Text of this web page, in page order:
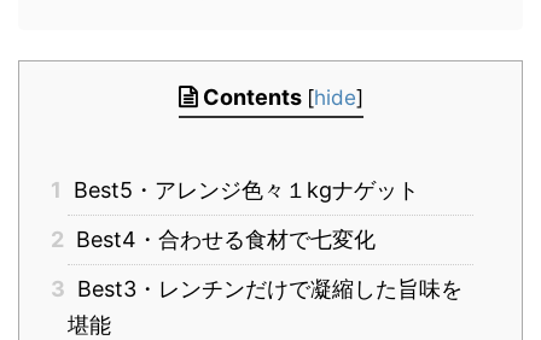
Contents [hide]
1
Best5・アレンジ色々１kgナゲット
2 Best4・合わせる食材で七変化
3 Best3・レンチンだけで凝縮した旨味を
堪能